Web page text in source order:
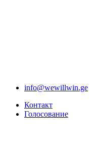
info@wewillwin.ge
Контакт
Голосование